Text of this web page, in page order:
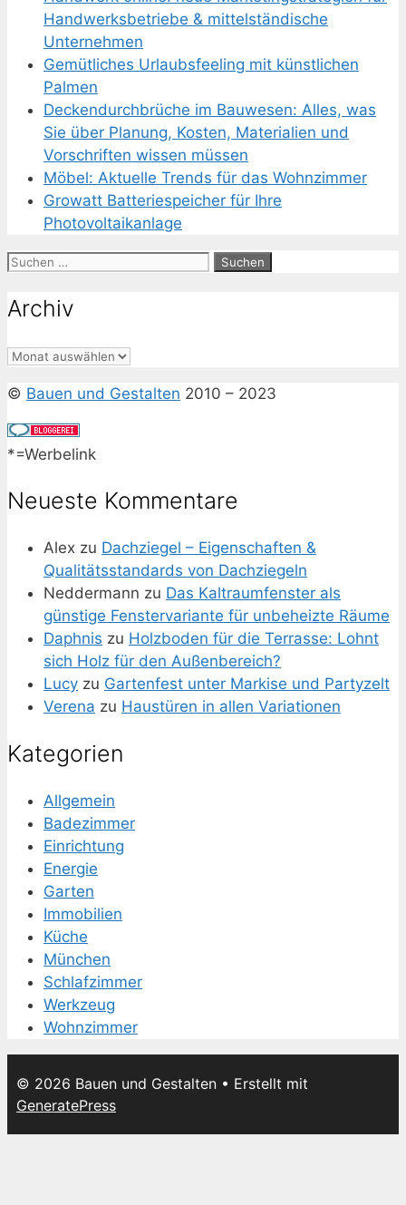
Handwerksbetriebe & mittelständische
Unternehmen
Gemütliches Urlaubsfeeling mit künstlichen
Palmen
Deckendurchbrüche im Bauwesen: Alles, was
Sie über Planung, Kosten, Materialien und
Vorschriften wissen müssen
Möbel: Aktuelle Trends für das Wohnzimmer
Growatt Batteriespeicher für Ihre
Photovoltaikanlage
Suchen
Archiv
Archiv
© Bauen und Gestalten 2010 – 2023
*=Werbelink
Neueste Kommentare
Alex zu Dachziegel – Eigenschaften &
Qualitätsstandards von Dachziegeln
Neddermann zu Das Kaltraumfenster als
günstige Fenstervariante für unbeheizte Räume
Daphnis zu Holzboden für die Terrasse: Lohnt
sich Holz für den Außenbereich?
Lucy zu Gartenfest unter Markise und Partyzelt
Verena zu Haustüren in allen Variationen
Kategorien
Allgemein
Badezimmer
Einrichtung
Energie
Garten
Immobilien
Küche
München
Schlafzimmer
Werkzeug
Wohnzimmer
© 2026 Bauen und Gestalten • Erstellt mit
GeneratePress